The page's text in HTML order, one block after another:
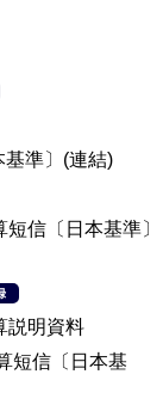
基準〕(連結)
信〔日本基準〕
説明資料
短信〔日本基